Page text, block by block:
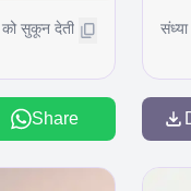
को सुकून देती
Share